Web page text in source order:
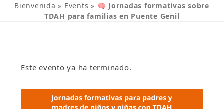
Bienvenida » Events » 🧠 Jornadas formativas sobre
TDAH para familias en Puente Genil
Este evento ya ha terminado.